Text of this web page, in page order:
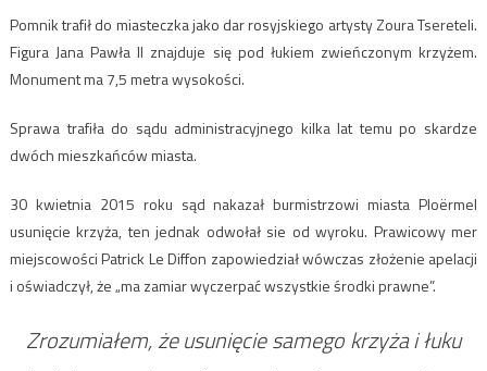
Pomnik trafił do miasteczka jako dar rosyjskiego artysty Zoura Tsereteli.
Figura Jana Pawła II znajduje się pod łukiem zwieńczonym krzyżem.
Monument ma 7,5 metra wysokości.
Sprawa trafiła do sądu administracyjnego kilka lat temu po skardze
dwóch mieszkańców miasta.
30 kwietnia 2015 roku sąd nakazał burmistrzowi miasta Ploërmel
usunięcie krzyża, ten jednak odwołał sie od wyroku. Prawicowy mer
miejscowości Patrick Le Diffon zapowiedział wówczas złożenie apelacji
i oświadczył, że „ma zamiar wyczerpać wszystkie środki prawne”.
Zrozumiałem, że usunięcie samego krzyża i łuku